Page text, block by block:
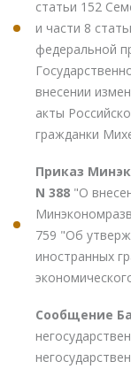
статьи 152
и части 8
федеральной
внесении
акты
гражданки
Приказ
N 388 "О
759 "Об
иностранных
Сообщение